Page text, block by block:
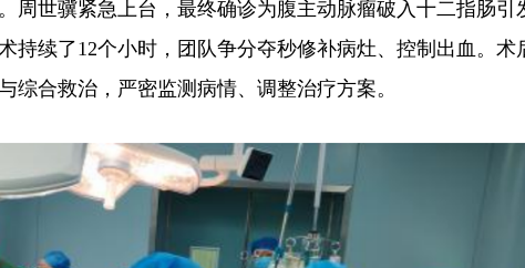
周世骥紧急上台，最终确诊为腹主动脉瘤破入十二指肠引
持续了12个小时，团队争分夺秒修补病灶、控制出血。术
合救治，严密监测病情、调整治疗方案。